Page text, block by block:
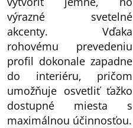
výrazné svetelné
akcenty. Vďaka
rohovému prevedeniu
profil dokonale zapadne
do interiéru, pričom
umožňuje osvetliť ťažko
dostupné miesta s
maximálnou účinnosťou.